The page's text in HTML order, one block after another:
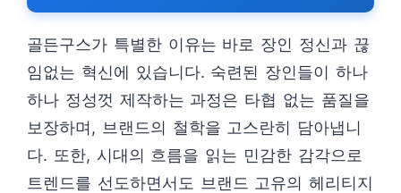
골든구스가 특별한 이유는 바로 장인 정신과 끊
임없는 혁신에 있습니다. 숙련된 장인들이 하나
하나 정성껏 제작하는 과정은 타협 없는 품질을
보장하며, 브랜드의 철학을 고스란히 담아냅니
다. 또한, 시대의 흐름을 읽는 민감한 감각으로
트렌드를 선도하면서도 브랜드 고유의 헤리티지